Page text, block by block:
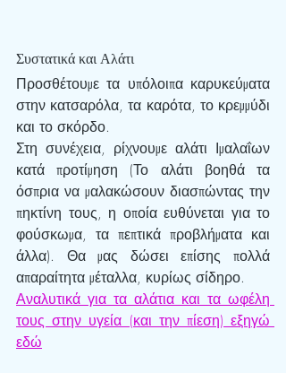
Συστατικά και Αλάτι
Προσθέτουμε τα υπόλοιπα καρυκεύματα
στην κατσαρόλα, τα καρότα, το κρεμμύδι
και το σκόρδο.
Στη συνέχεια, ρίχνουμε αλάτι Ιμαλαΐων
κατά προτίμηση (Το αλάτι βοηθά τα
όσπρια να μαλακώσουν διασπώντας την
πηκτίνη τους, η οποία ευθύνεται για το
φούσκωμα, τα πεπτικά προβλήματα και
άλλα). Θα μας δώσει επίσης πολλά
απαραίτητα μέταλλα, κυρίως σίδηρο.
Αναλυτικά για τα αλάτια και τα ωφέλη
τους στην υγεία (και την πίεση) εξηγώ
εδώ